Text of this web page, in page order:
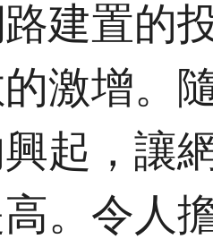
建置的
激增。
起，讓
。令人